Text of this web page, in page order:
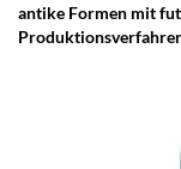
antike Formen mit